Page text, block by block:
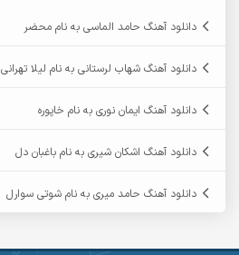
دانلود آهنگ حامد الماسی به نام محضر
دانلود آهنگ شهاب لرستانی به نام لیلا تهرانی
دانلود آهنگ ایمان نوری به نام خاپوره
دانلود آهنگ اشکان شیری به نام باغبان دل
دانلود آهنگ حامد میری به نام شوتی سوارل